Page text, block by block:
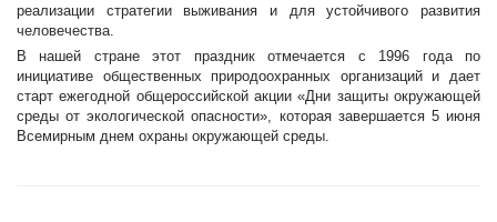
реализации стратегии выживания и для устойчивого развития
человечества.
В нашей стране этот праздник отмечается с 1996 года по
инициативе общественных природоохранных организаций и дает
старт ежегодной общероссийской акции «Дни защиты окружающей
среды от экологической опасности», которая завершается 5 июня
Всемирным днем охраны окружающей среды.